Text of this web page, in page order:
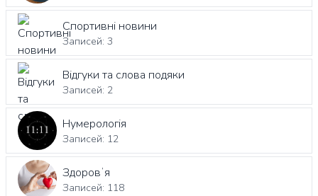
Спортивні новини
Записей: 3
Відгуки та слова подяки
Записей: 2
Нумерологія
Записей: 12
Здоровʼя
Записей: 118